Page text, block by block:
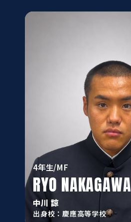
4年生/MF
RYO NAKAGAWA
中川 諒
出身校：慶應高等学校